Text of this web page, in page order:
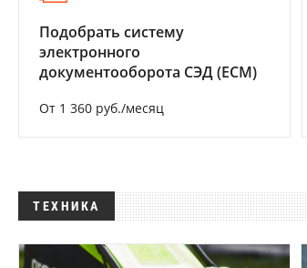
Подобрать систему
электронного
документооборота СЭД (ECM)
От 1 360 руб./месяц
ТЕХНИКА